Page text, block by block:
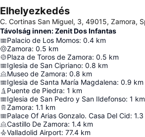
Elhelyezkedés
C. Cortinas San Miguel, 3, 49015, Zamora,
Távolság innen: Zenit Dos Infantas
Palacio de Los Momos: 0.4 km
Zamora: 0.5 km
Plaza de Toros de Zamora: 0.5 km
Iglesia de San Cipriano: 0.8 km
Museo de Zamora: 0.8 km
Iglesia de Santa María Magdalena: 0.9 km
Puente de Piedra: 1 km
Iglesia de San Pedro y San Ildefonso: 1 km
Zamora: 1.1 km
Palace Of Arias Gonzalo. Casa Del Cid: 1.3
Castillo De Zamora: 1.4 km
Valladolid Airport: 77.4 km